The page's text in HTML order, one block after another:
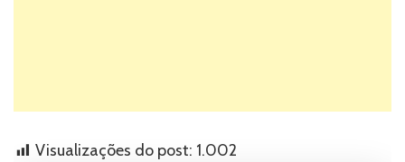
Visualizações do post: 1.002